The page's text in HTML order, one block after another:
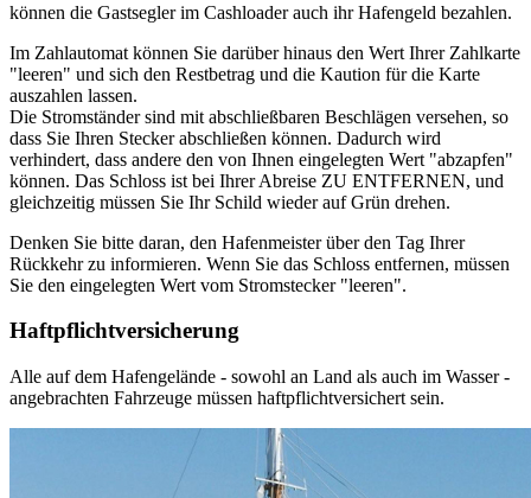
können die Gastsegler im Cashloader auch ihr Hafengeld bezahlen.
Im Zahlautomat können Sie darüber hinaus den Wert Ihrer Zahlkarte
"leeren" und sich den Restbetrag und die Kaution für die Karte
auszahlen lassen.
Die Stromständer sind mit abschließbaren Beschlägen versehen, so
dass Sie Ihren Stecker abschließen können. Dadurch wird
verhindert, dass andere den von Ihnen eingelegten Wert "abzapfen"
können. Das Schloss ist bei Ihrer Abreise ZU ENTFERNEN, und
gleichzeitig müssen Sie Ihr Schild wieder auf Grün drehen.
Denken Sie bitte daran, den Hafenmeister über den Tag Ihrer
Rückkehr zu informieren. Wenn Sie das Schloss entfernen, müssen
Sie den eingelegten Wert vom Stromstecker "leeren".
Haftpflichtversicherung
Alle auf dem Hafengelände - sowohl an Land als auch im Wasser -
angebrachten Fahrzeuge müssen haftpflichtversichert sein.